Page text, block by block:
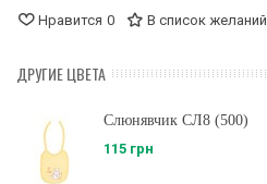
Нравится 0 В список желаний
ДРУГИЕ ЦВЕТА
Слюнявчик СЛ8 (500)
115 грн